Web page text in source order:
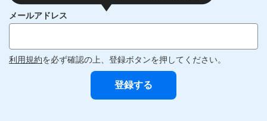
メールアドレス
利用規約を必ず確認の上、登録ボタンを押してください。